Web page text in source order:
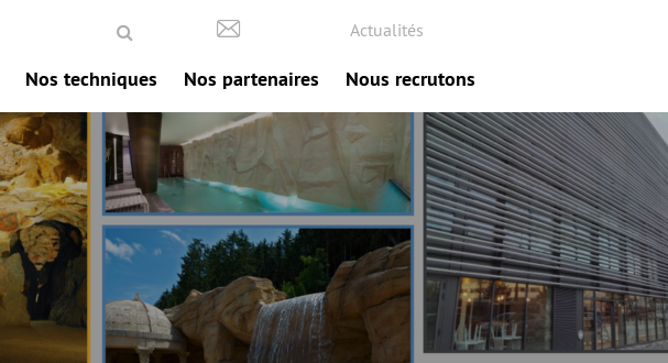
Actualités
Nos techniques Nos partenaires Nous recrutons